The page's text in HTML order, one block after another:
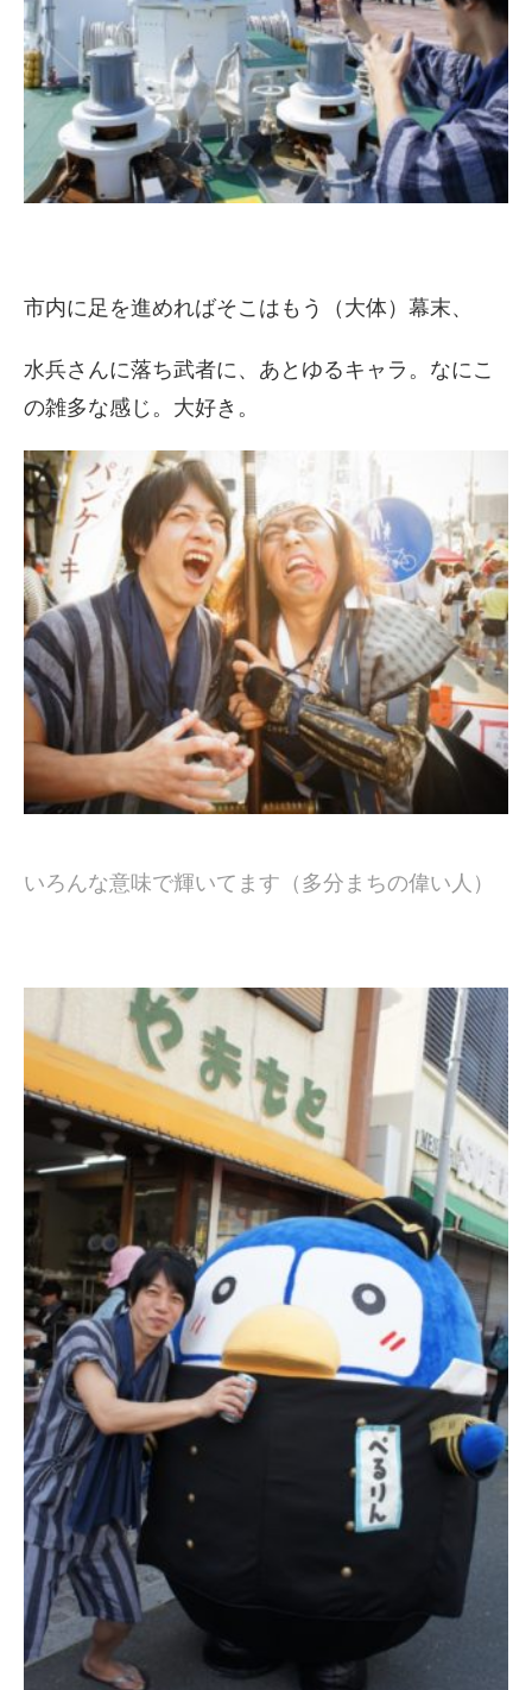
市内に足を進めればそこはもう（大体）幕末、
水兵さんに落ち武者に、あとゆるキャラ。なにこ
の雑多な感じ。大好き。
いろんな意味で輝いてます（多分まちの偉い人）